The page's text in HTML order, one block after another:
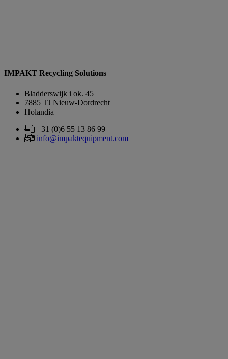
IMPAKT Recycling Solutions
Bladderswijk i ok. 45
7885 TJ Nieuw-Dordrecht
Holandia
+31 (0)6 55 13 86 99
info@impaktequipment.com